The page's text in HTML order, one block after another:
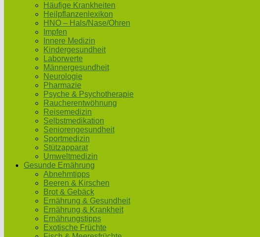
Häufige Krankheiten
Heilpflanzenlexikon
HNO – Hals/Nase/Ohren
Impfen
Innere Medizin
Kindergesundheit
Laborwerte
Männergesundheit
Neurologie
Pharmazie
Psyche & Psychotherapie
Raucherentwöhnung
Reisemedizin
Selbstmedikation
Seniorengesundheit
Sportmedizin
Stützapparat
Umweltmedizin
Gesunde Ernährung
Abnehmtipps
Beeren & Kirschen
Brot & Gebäck
Ernährung & Gesundheit
Ernährung & Krankheit
Ernährungstipps
Exotische Früchte